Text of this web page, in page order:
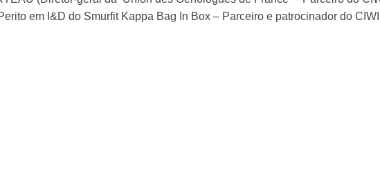
em I&D do Smurfit Kappa Bag In Box – Parceiro e patrocinador do